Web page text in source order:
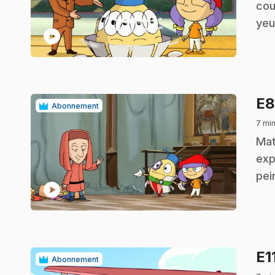
play_circle
Abonnement
play_circle
E8
7
.
Abonnement